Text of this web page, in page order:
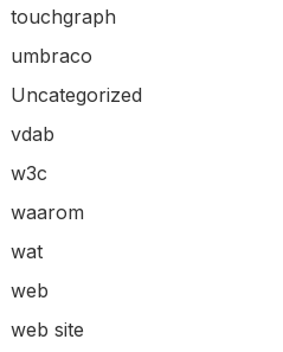
touchgraph
umbraco
Uncategorized
vdab
w3c
waarom
wat
web
web site